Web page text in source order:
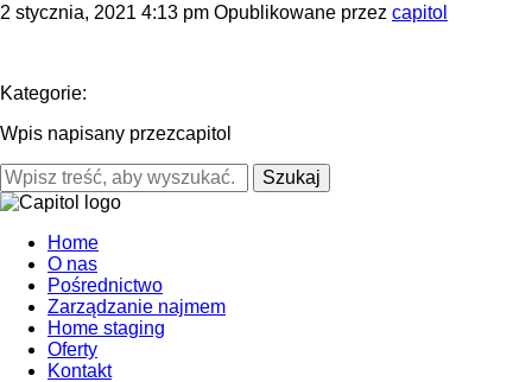
2 stycznia, 2021 4:13 pm Opublikowane przez capitol
Kategorie:
Wpis napisany przezcapitol
Szukaj
Home
O nas
Pośrednictwo
Zarządzanie najmem
Home staging
Oferty
Kontakt